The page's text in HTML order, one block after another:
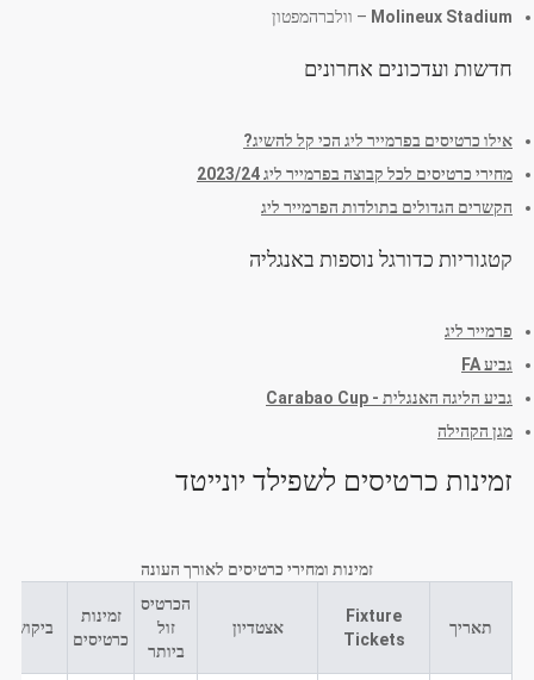
Molineux Stadium – וולברהמפטון
חדשות ועדכונים אחרונים
אילו כרטיסים בפרמייר ליג הכי קל להשיג?
מחירי כרטיסים לכל קבוצה בפרמייר ליג 2023/24
הקשרים הגדולים בתולדות הפרמייר ליג
קטגוריות כדורגל נוספות באנגליה
פרמייר ליג
גביע FA
גביע הליגה האנגלית - Carabao Cup
מגן הקהילה
זמינות כרטיסים לשפילד יונייטד
זמינות ומחירי כרטיסים לאורך העונה
תאריך
Fixture
Tickets
אצטדיון
הכרטיס
זול
ביותר
זמינות
כרטיסים
ביקוש